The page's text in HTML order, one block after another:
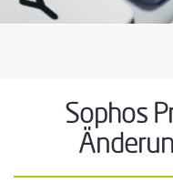
Sophos